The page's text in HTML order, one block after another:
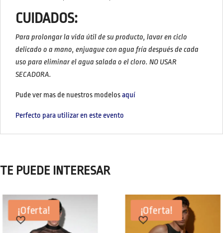
CUIDADOS:
Para prolongar la vida útil de su producto, lavar en ciclo
delicado o a mano, enjuague con agua fría después de cada
uso para eliminar el agua salada o el cloro. NO USAR
SECADORA.
Pude ver mas de nuestros modelosaquí
Perfecto para utilizar en este evento
TE PUEDE INTERESAR
¡Oferta! ¡Oferta!